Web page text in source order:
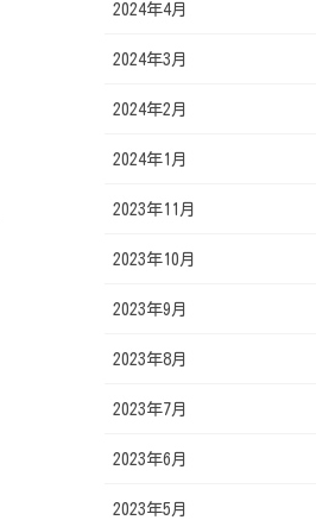
2024年4月
2024年3月
2024年2月
2024年1月
2023年11月
2023年10月
2023年9月
2023年8月
2023年7月
2023年6月
2023年5月